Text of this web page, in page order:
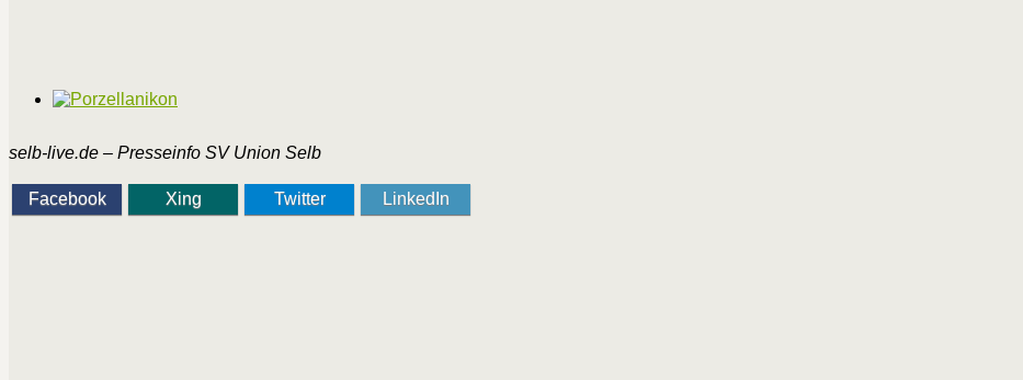
selb-live.de – Presseinfo SV Union Selb
Facebook Xing Twitter LinkedIn